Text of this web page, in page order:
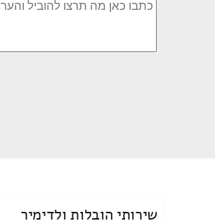
שירותי הובלות ולדימיר